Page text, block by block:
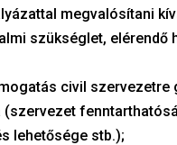
megvalósítani
szükséglet, elérendő
civil szervezetre
(szervezet
lehetősége stb.);